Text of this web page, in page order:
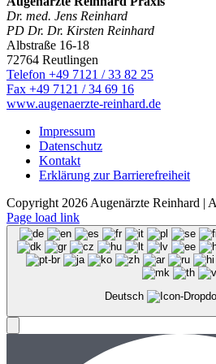
Dr. med. Jens Reinhard
PD Dr. Dr. Kirsten Reinhard
Albstraße 16-18
72764 Reutlingen
Telefon +49 7121 / 33 82 25
Fax +49 7121 / 34 69 16
www.augenaerzte-reinhard.de
Impressum
Datenschutz
Kontakt
Erklärung zur Barrierefreiheit
Copyright 2026 Augenärzte Reinhard |
Facebook
Instagram
Page load link
Deutsch